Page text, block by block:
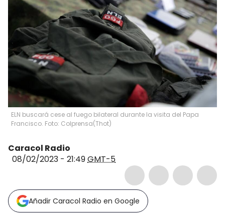
ELN buscará cese al fuego bilateral durante la visita del Papa
Francisco. Foto: Colprensa(Thot)
Caracol Radio
08/02/2023 - 21:49GMT-5
Añadir Caracol Radio en Google